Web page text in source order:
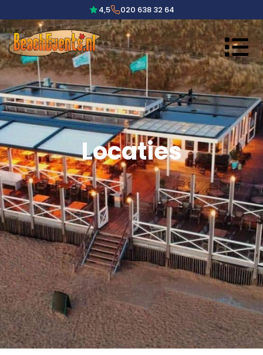
4,5 020 638 32 64
Locaties